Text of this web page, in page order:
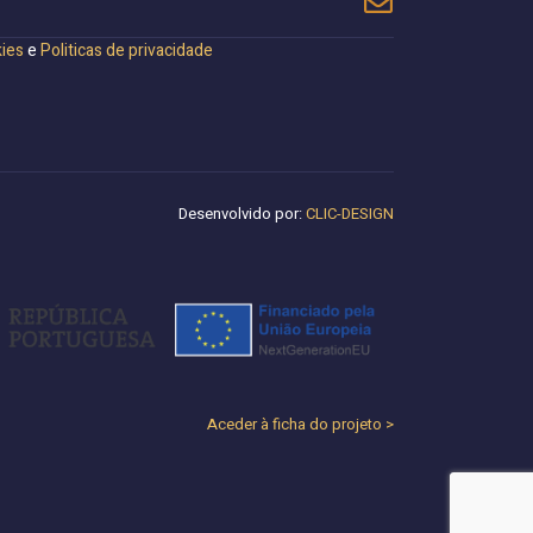
ePoliticas de privacidade
Desenvolvido por:CLIC-DESIGN
Aceder à ficha do projeto >